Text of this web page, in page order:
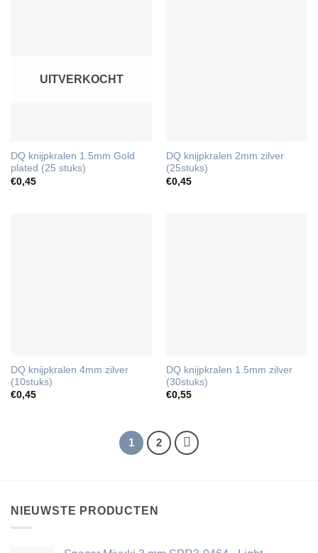
UITVERKOCHT
DQ knijpkralen 1.5mm Gold
plated (25 stuks)
€0,45
DQ knijpkralen 2mm zilver
(25stuks)
€0,45
DQ knijpkralen 4mm zilver
(10stuks)
€0,45
DQ knijpkralen 1.5mm zilver
(30stuks)
€0,55
1 2
NIEUWSTE PRODUCTEN